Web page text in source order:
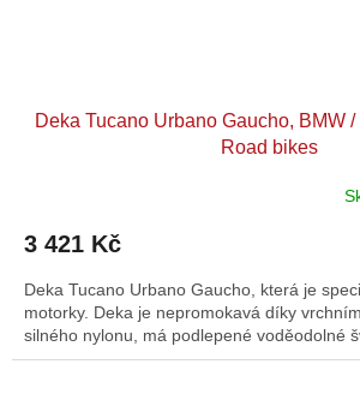
Deka Tucano Urbano Gaucho, BMW
Road bikes
3 421 Kč
Deka Tucano Urbano Gaucho, která je
motorky. Deka je nepromokavá díky
silného nylonu, má podlepené voděodolné